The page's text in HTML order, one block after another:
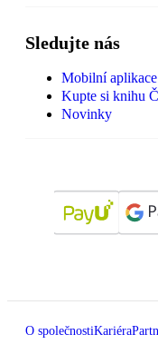
Sledujte nás
Mobilní aplikace
Kupte si knihu
Novinky
O společnostiKariéra